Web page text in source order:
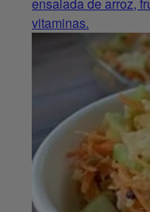
ensalada de arroz,
vitaminas.